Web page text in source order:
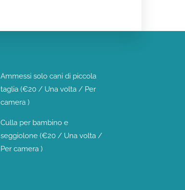
Ammessi solo cani di piccola
taglia (€20 / Una volta / Per
camera )
Culla per bambino e
seggiolone (€20 / Una volta /
Per camera )